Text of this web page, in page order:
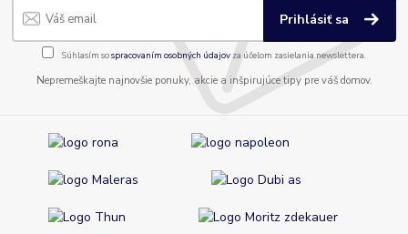
Prihlásiť sa
Súhlasím sospracovaním osobných údajov za účelom zasielania newslettera.
Nepremeškajte najnovšie ponuky, akcie a inšpirujúce tipy pre váš domov.